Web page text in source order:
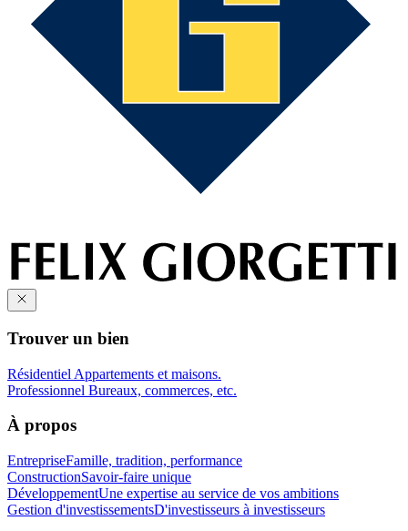
Trouver un bien
Résidentiel Appartements et maisons.
Professionnel Bureaux, commerces, etc.
À propos
EntrepriseFamille, tradition, performance
ConstructionSavoir-faire unique
DéveloppementUne expertise au service de vos ambitions
Gestion d'investissementsD'investisseurs à investisseurs